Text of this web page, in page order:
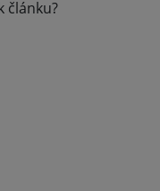
článku?